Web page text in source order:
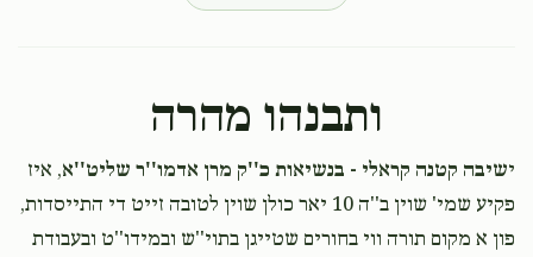
1 month ago
Phone Donationיעקב מרדכי טייטלבוים
ותבנהו מהרה
ישיבה קטנה קראלי - בנשיאות כ''ק מרן אדמו''ר שליט''א, איז
פקיע שמי' שוין ב''ה 10 יאר כולן שוין לטובה זייט די התייסדות,
פון א מקום תורה ווי בחורים שטייגן בתוי''ש ובמידו''ט ובעבודת